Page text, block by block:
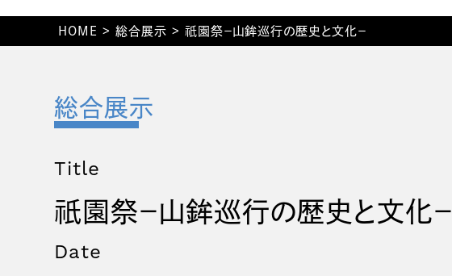
HOME > 総合展示 > 祇園祭－山鉾巡行の歴史と文化－
Title
祇園祭－山鉾巡行の歴史と文化－
Date